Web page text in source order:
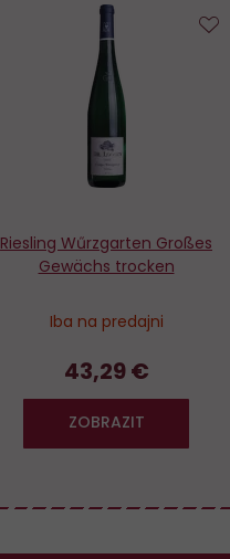
Riesling Wűrzgarten Großes
Gewächs trocken
Iba na predajni
43,29 €
ZOBRAZIT